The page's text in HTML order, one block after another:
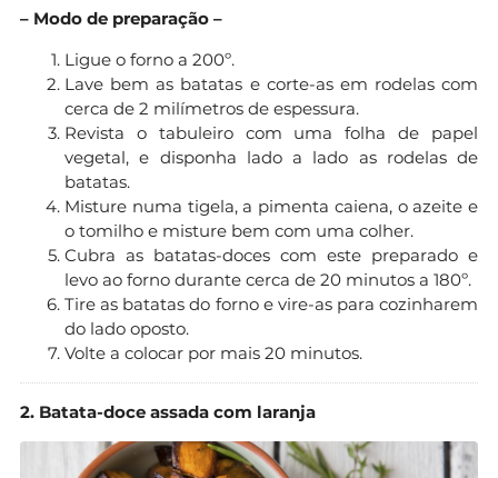
– Modo de preparação –
Ligue o forno a 200º.
Lave bem as batatas e corte-as em rodelas com
cerca de 2 milímetros de espessura.
Revista o tabuleiro com uma folha de papel
vegetal, e disponha lado a lado as rodelas de
batatas.
Misture numa tigela, a pimenta caiena, o azeite e
o tomilho e misture bem com uma colher.
Cubra as batatas-doces com este preparado e
levo ao forno durante cerca de 20 minutos a 180º.
Tire as batatas do forno e vire-as para cozinharem
do lado oposto.
Volte a colocar por mais 20 minutos.
2. Batata-doce assada com laranja